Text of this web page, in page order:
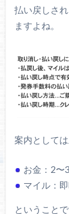
払い戻しさ
ますよね。
案内として
お金：2〜
マイル：
ということで